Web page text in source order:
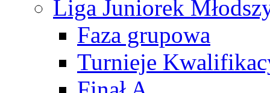
Liga Juniorek
Faza grupowa
Turnieje